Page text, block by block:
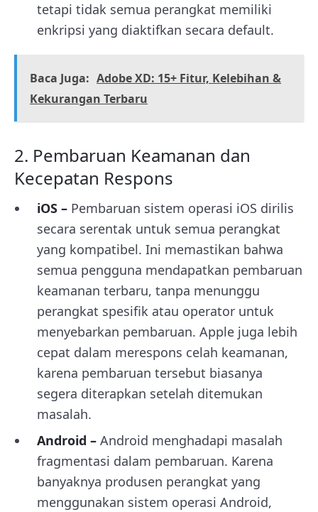
tetapi tidak semua perangkat memiliki
enkripsi yang diaktifkan secara default.
Baca Juga: Adobe XD: 15+ Fitur, Kelebihan &
Kekurangan Terbaru
2. Pembaruan Keamanan dan
Kecepatan Respons
iOS – Pembaruan sistem operasi iOS dirilis
secara serentak untuk semua perangkat
yang kompatibel. Ini memastikan bahwa
semua pengguna mendapatkan pembaruan
keamanan terbaru, tanpa menunggu
perangkat spesifik atau operator untuk
menyebarkan pembaruan. Apple juga lebih
cepat dalam merespons celah keamanan,
karena pembaruan tersebut biasanya
segera diterapkan setelah ditemukan
masalah.
Android – Android menghadapi masalah
fragmentasi dalam pembaruan. Karena
banyaknya produsen perangkat yang
menggunakan sistem operasi Android,